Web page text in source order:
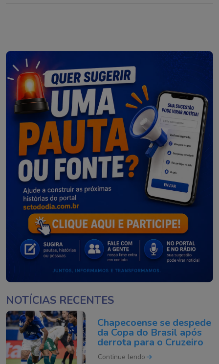
NOTÍCIAS RECENTES
Chapecoense se despede
da Copa do Brasil após
derrota para o Cruzeiro
Continue lendo